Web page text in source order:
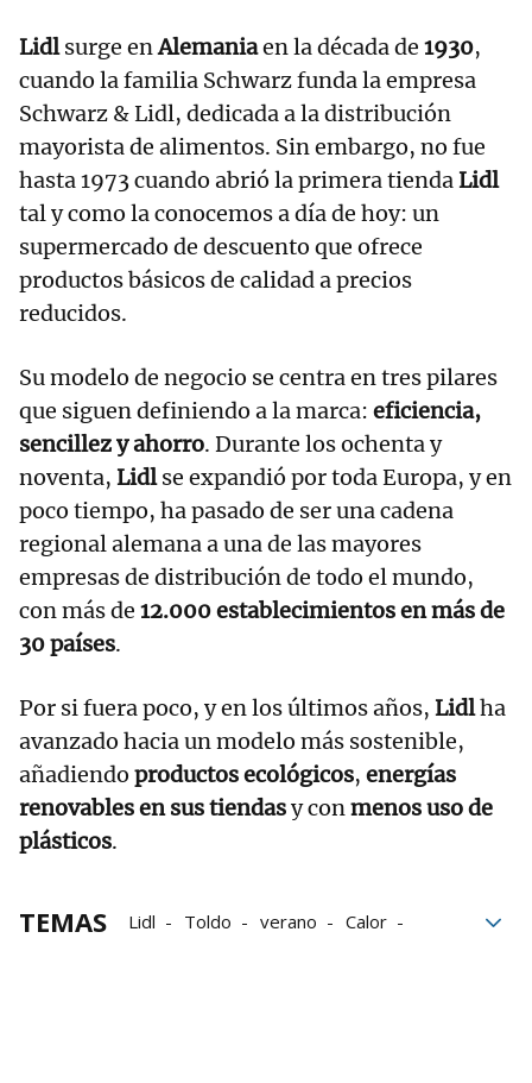
Lidlsurge enAlemaniaen la década de 1930,
cuando la familia Schwarz funda la empresa
Schwarz & Lidl, dedicada a la distribución
mayorista de alimentos. Sin embargo, no fue
hasta 1973 cuando abrió la primera tiendaLidl
tal y como la conocemos a día de hoy: un
supermercado de descuento que ofrece
productos básicos de calidad a precios
reducidos.
Su modelo de negocio se centra en tres pilares
que siguen definiendo a la marca: eficiencia,
sencillez y ahorro. Durante los ochenta y
noventa, Lidlse expandió por toda Europa, y en
poco tiempo, ha pasado de ser una cadena
regional alemana a una de las mayores
empresas de distribución de todo el mundo,
con más de 12.000 establecimientos en más de
30 países.
Por si fuera poco, y en los últimos años, Lidlha
avanzado hacia un modelo más sostenible,
añadiendo productos ecológicos, energías
renovables en sus tiendasy conmenos uso de
plásticos.
TEMAS Lidl Toldo verano
Calor